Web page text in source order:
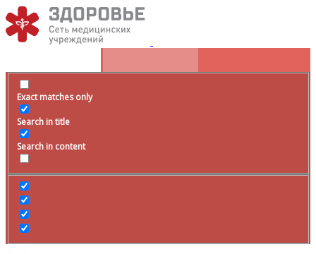
Exact matches only
Search in title
Search in content